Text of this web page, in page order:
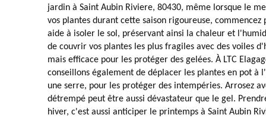
jardin à Saint Aubin Riviere, 80430, même lorsque le
vos plantes durant cette saison rigoureuse, commencez
aide à isoler le sol, préservant ainsi la chaleur et
de couvrir vos plantes les plus fragiles avec des voiles
mais efficace pour les protéger des gelées. À LTC
conseillons également de déplacer les plantes en pot à
une serre, pour les protéger des intempéries. Arrosez
détrempé peut être aussi dévastateur que le gel.
hiver, c'est aussi anticiper le printemps à Saint Aubin